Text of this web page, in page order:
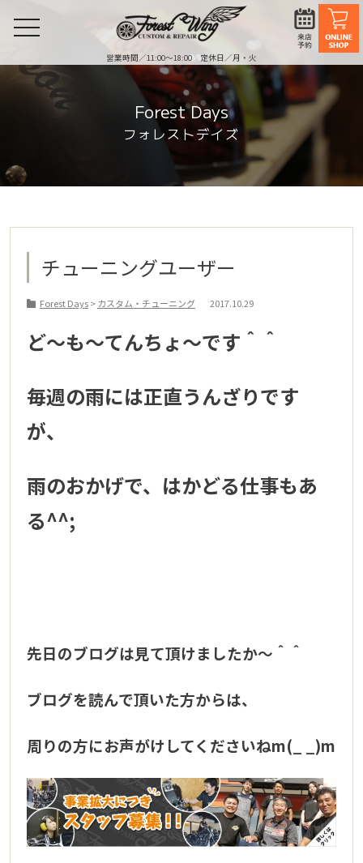
営業時間／11:00〜18:00 定休日／月・火
toggle
Forest Days
フォレストデイズ
チューニングユーザー
Forest Days>カスタム・チューニング 2017.10.29
ど～も～てんちょ～です＾＾
毎週の雨には正直うんざりです
が、
雨のおかげで、はかどる仕事もあ
る^^;
先日のブログは見て頂けましたか～＾＾
ブログを読んで頂いた方からは、
周りの方にお声がけしてくださいねm(_ _)m